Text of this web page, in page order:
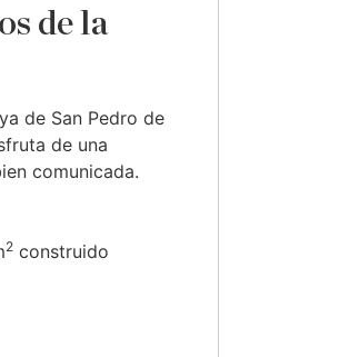
de la
de San Pedro de
de una
comunicada.
2 construido